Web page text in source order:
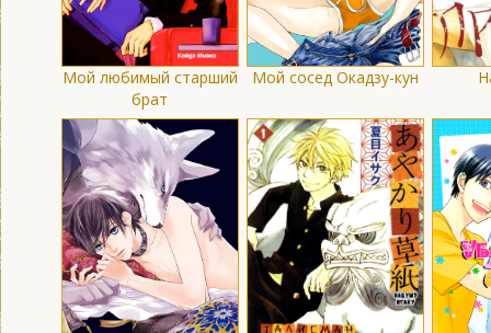
Мой любимый старший
брат
Мой сосед Окадзу-кун